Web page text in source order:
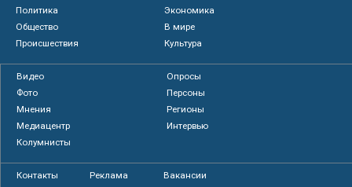
Политика
Экономика
Общество
В мире
Происшествия
Культура
Видео
Опросы
Фото
Персоны
Мнения
Регионы
Медиацентр
Интервью
Колумнисты
Контакты Реклама Вакансии